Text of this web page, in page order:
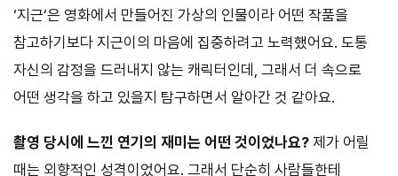
‘지근’은 영화에서 만들어진 가상의 인물이라 어떤 작품을
참고하기보다 지근이의 마음에 집중하려고 노력했어요. 도통
자신의 감정을 드러내지 않는 캐릭터인데, 그래서 더 속으로
어떤 생각을 하고 있을지 탐구하면서 알아간 것 같아요.
촬영 당시에 느낀 연기의 재미는 어떤 것이었나요? 제가 어릴
때는 외향적인 성격이었어요. 그래서 단순히 사람들한테